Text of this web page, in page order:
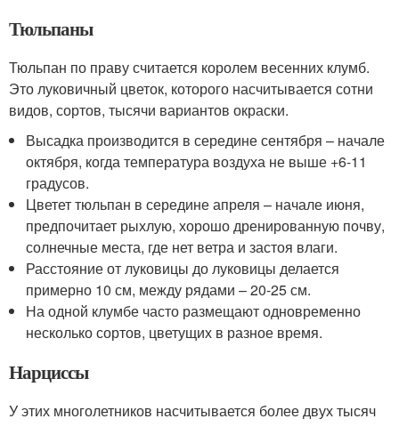
Тюльпаны
Тюльпан по праву считается королем весенних клумб.
Это луковичный цветок, которого насчитывается сотни
видов, сортов, тысячи вариантов окраски.
Высадка производится в середине сентября – начале
октября, когда температура воздуха не выше +6-11
градусов.
Цветет тюльпан в середине апреля – начале июня,
предпочитает рыхлую, хорошо дренированную почву,
солнечные места, где нет ветра и застоя влаги.
Расстояние от луковицы до луковицы делается
примерно 10 см, между рядами – 20-25 см.
На одной клумбе часто размещают одновременно
несколько сортов, цветущих в разное время.
Нарциссы
У этих многолетников насчитывается более двух тысяч